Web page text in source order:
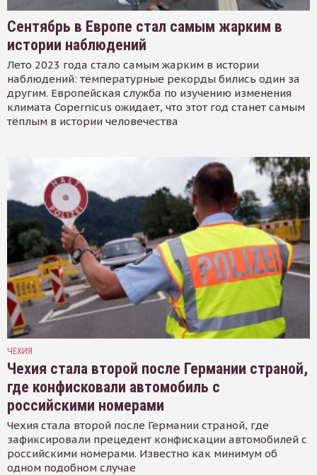
Сентябрь в Европе стал самым жарким в
истории наблюдений
Лето 2023 года стало самым жарким в истории
наблюдений: температурные рекорды бились один за
другим. Европейская служба по изучению изменения
климата Copernicus ожидает, что этот год станет самым
тёплым в истории человечества
ЧЕХИЯ
Чехия стала второй после Германии страной,
где конфисковали автомобиль с
российскими номерами
Чехия стала второй после Германии страной, где
зафиксировали прецедент конфискации автомобилей с
российскими номерами. Известно как минимум об
одном подобном случае